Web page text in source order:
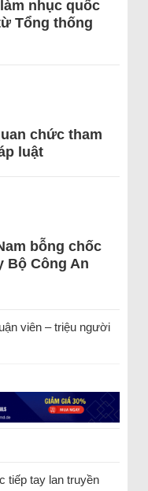
nhục quốc
Tổng thống
chức tham
luật
bỗng chốc
Bộ Công An
viên – triệu người
tiếp tay lan truyền